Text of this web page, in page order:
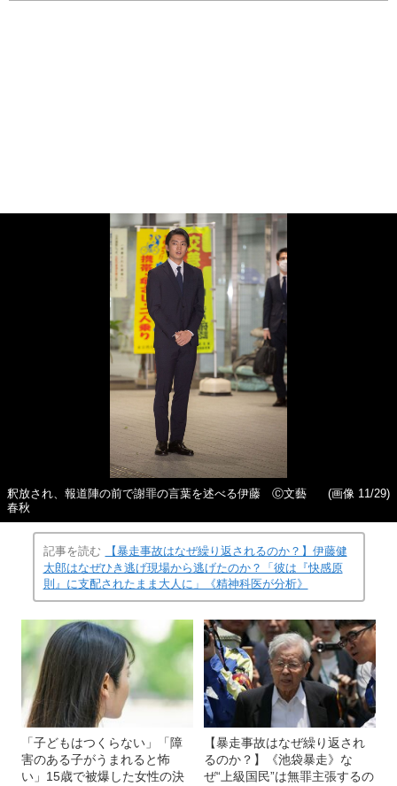
釈放され、報道陣の前で謝罪の言葉を述べる伊藤 Ⓒ文藝
春秋
(画像 11/29)
記事を読む
【暴走事故はなぜ繰り返されるのか？】伊藤健
太郎はなぜひき逃げ現場から逃げたのか？「彼は『快感原
則』に支配されたまま大人に」《精神科医が分析》
「子どもはつくらない」「障
害のある子がうまれると怖
い」15歳で被爆した女性の決
【暴走事故はなぜ繰り返され
るのか？】《池袋暴走》な
ぜ“上級国民”は無罪主張するの